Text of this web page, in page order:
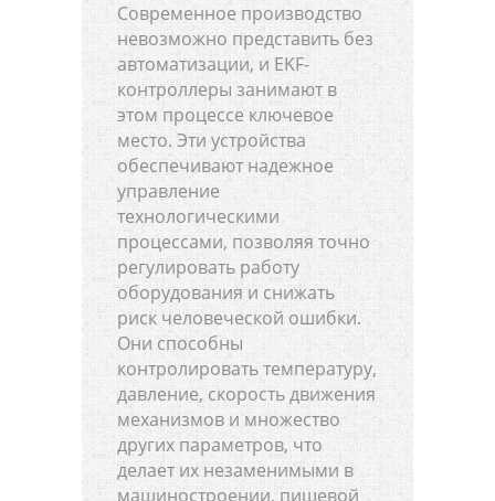
Современное производство
невозможно представить без
автоматизации, и EKF-
контроллеры занимают в
этом процессе ключевое
место. Эти устройства
обеспечивают надежное
управление
технологическими
процессами, позволяя точно
регулировать работу
оборудования и снижать
риск человеческой ошибки.
Они способны
контролировать температуру,
давление, скорость движения
механизмов и множество
других параметров, что
делает их незаменимыми в
машиностроении, пищевой